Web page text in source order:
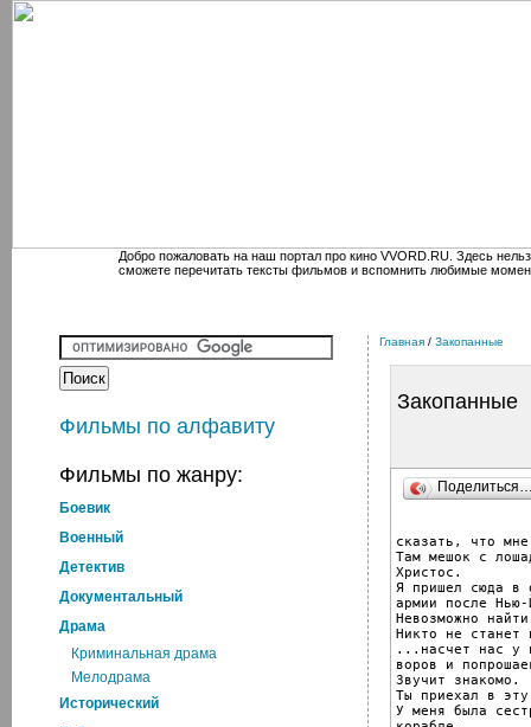
Добро пожаловать на наш портал про кино VVORD.RU. Здесь
сможете перечитать тексты фильмов и вспомнить любимые
Фильмы по алфавиту
Фильмы по жанру:
Боевик
Военный
Детектив
Документальный
Драма
Криминальная драма
Мелодрама
Исторический
Главная / Закопанные
Закопанные
сказать, что
Там мешок с
Христос.
Я пришел сюда в
армии после
Невозможно
Никто не станет
...насчет нас у
воров и
Звучит знакомо.
Ты приехал в
У меня была